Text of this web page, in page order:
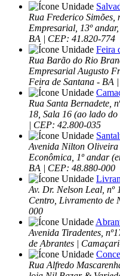
Rua Frederico
Empresarial, 13º
BA | CEP: 41.820-774
Feira
Rua Barão do Rio
Empresarial Augusto
Feira de Santana - BA
Rua Santa Bernadete,
18, Sala 16 (ao lado
| CEP: 42.800-035
Avenida Nilton Oliveira
Econômica, 1º andar
BA | CEP: 48.880-000
Av. Dr. Nelson Leal, nº
Centro, Livramento de
000
Avenida Tiradentes,
de Abrantes |
Rua Alfredo